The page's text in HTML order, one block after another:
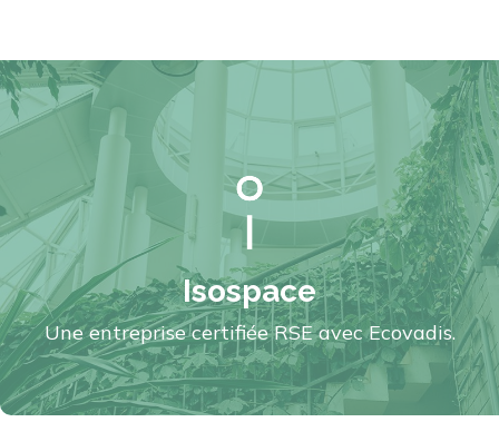
Isospace
Une entreprise certifiée RSE avec Ecovadis.